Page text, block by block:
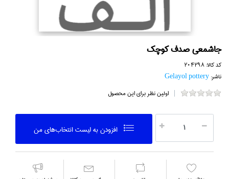
جا‌شمعي صدف كوچك
کد کالا:204298
ناشر:Gelayol pottery
اولین نظر برای این محصول
افزودن به ليست انتخاب‌هاي من